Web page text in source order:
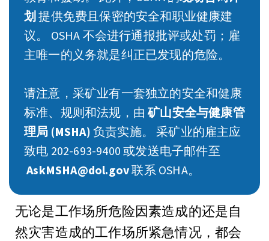
无论是工作场所危险因素造成的还是自
然灾害造成的工作场所紧急情况，都会
划提供免费且保密的安全和职业健康建
议。 OSHA 不会进行通报批评或处罚；雇
主唯一的义务就是纠正已发现的危险。
请注意，采矿业有一套独立的安全和健康
标准、规则和法规，由矿山安全与健康管
理局 (MSHA) 负责实施。 采矿业的雇主应
致电 202-693-9400 或发送电子邮件至
AskMSHA@dol.gov联系 OSHA。